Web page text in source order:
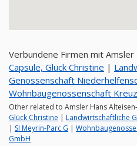
Verbundene Firmen mit
Capsule, Glück Christine |
Genossenschaft
Wohnbaugenossenschaft
Other related to Amsler Hans
Glück Christine | Landwirtschaftliche
| SI Meyrin-Parc G |
GmbH